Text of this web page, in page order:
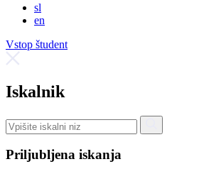
sl
en
Vstop študent
Iskalnik
Priljubljena iskanja